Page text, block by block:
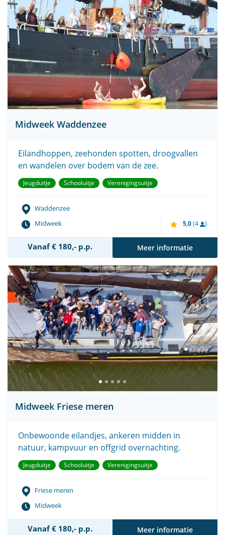
Midweek Waddenzee
Eilandhoppen, zeehonden spotten, droogvallen
en wandelen over bodem van de zee.
Jeugduitje Schooluitje Verenigingsuitje
Waddenzee
Midweek
5,0(4 )
Vanaf € 180,- p.p. Meer informatie
Midweek Friese meren
Onbewoonde eilandjes, ankeren midden in
natuur, kampvuur en offgrid overnachting.
Jeugduitje Schooluitje Verenigingsuitje
Friese meren
Midweek
Vanaf € 180,- p.p. Meer informatie